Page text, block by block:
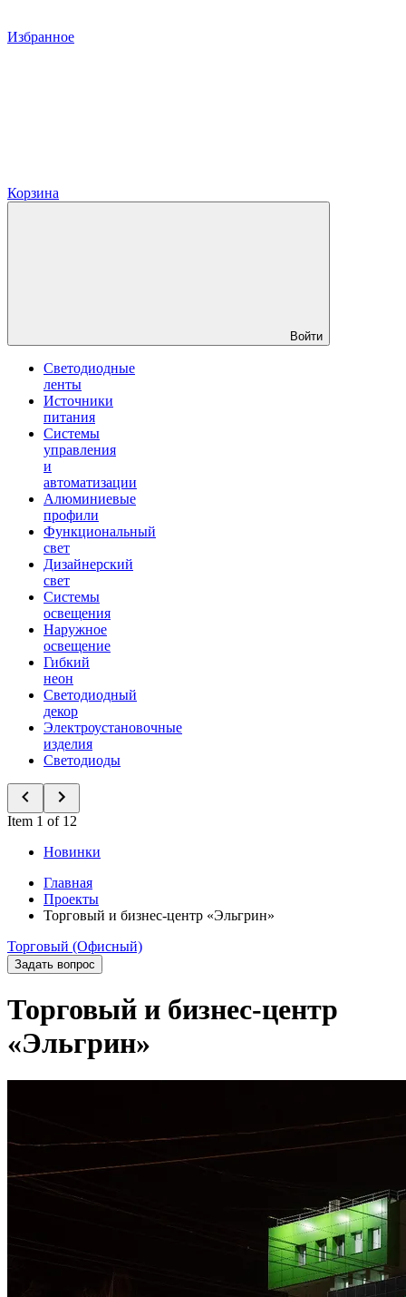
Избранное
Корзина
Войти
Светодиодные
ленты
Источники
питания
Системы
управления
и
автоматизации
Алюминиевые
профили
Функциональный
свет
Дизайнерский
свет
Системы
освещения
Наружное
освещение
Гибкий
неон
Светодиодный
декор
Электроустановочные
изделия
Светодиоды
Item 1 of 12
Новинки
Главная
Проекты
Торговый и бизнес-центр «Эльгрин»
Торговый (Офисный)
Задать вопрос
Торговый и бизнес-центр
«Эльгрин»